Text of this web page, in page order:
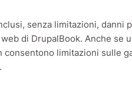
senza limitazioni,
di DrupalBook. Anche
limitazioni sulle